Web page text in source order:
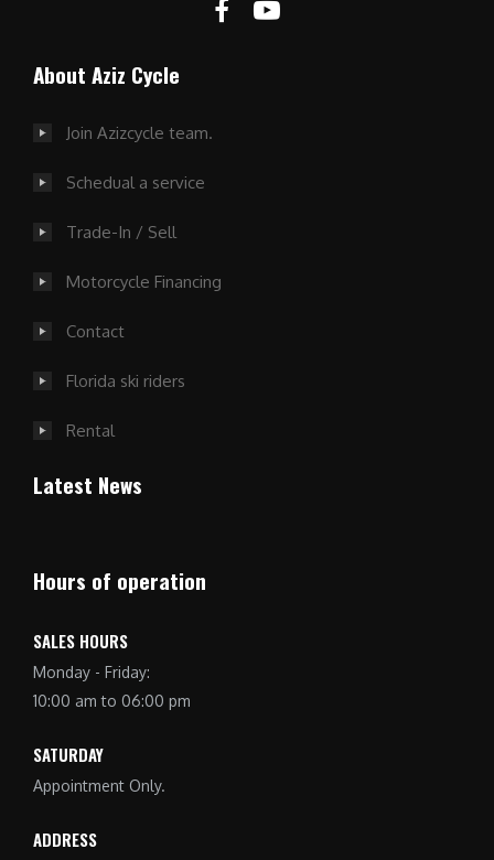
About Aziz Cycle
Join Azizcycle team.
Schedual a service
Trade-In / Sell
Motorcycle Financing
Contact
Florida ski riders
Rental
Latest News
Hours of operation
SALES HOURS
Monday - Friday:
10:00 am to 06:00 pm
SATURDAY
Appointment Only.
ADDRESS